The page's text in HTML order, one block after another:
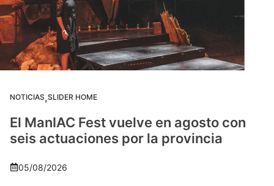
NOTICIAS,SLIDER HOME
El ManIAC Fest vuelve en agosto con
seis actuaciones por la provincia
05/08/2026